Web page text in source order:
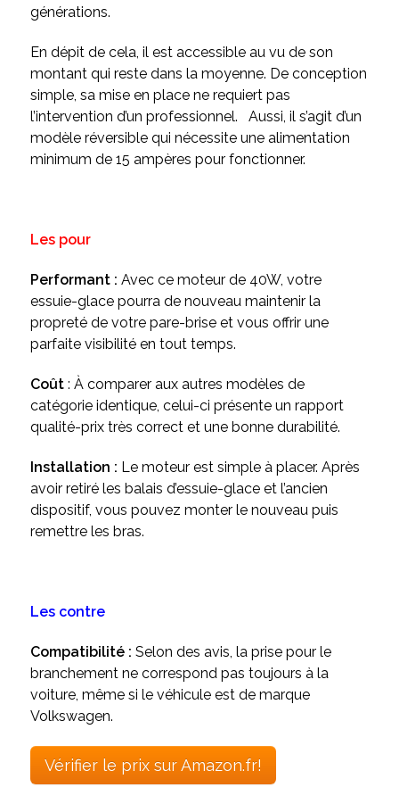
générations.
En dépit de cela, il est accessible au vu de son
montant qui reste dans la moyenne. De conception
simple, sa mise en place ne requiert pas
l’intervention d’un professionnel. Aussi, il s’agit d’un
modèle réversible qui nécessite une alimentation
minimum de 15 ampères pour fonctionner.
Les pour
Performant : Avec ce moteur de 40W, votre
essuie-glace pourra de nouveau maintenir la
propreté de votre pare-brise et vous offrir une
parfaite visibilité en tout temps.
Coût: À comparer aux autres modèles de
catégorie identique, celui-ci présente un rapport
qualité-prix très correct et une bonne durabilité.
Installation : Le moteur est simple à placer. Après
avoir retiré les balais d’essuie-glace et l’ancien
dispositif, vous pouvez monter le nouveau puis
remettre les bras.
Les contre
Compatibilité : Selon des avis, la prise pour le
branchement ne correspond pas toujours à la
voiture, même si le véhicule est de marque
Volkswagen.
Vérifier le prix sur Amazon.fr!